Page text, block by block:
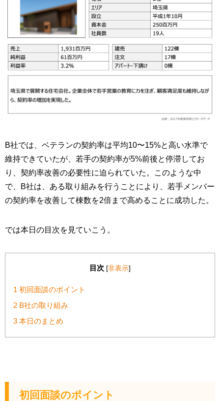
B社では、ベテランの契約率は平均10〜15%と高い水準で
維持できていたが、若手の契約率が5%前後と停滞してお
り、契約率改善の必要性に迫られていた。このような中
で、B社は、ある取り組みを行うことにより、若手メンバー
の契約率を改善して棟数を2倍まで高めることに成功した。
では本日の目次を見ていこう。
目次 [非表示]
1 初回面談のポイント
2 B社の取り組み
3 本日のまとめ
初回面談のポイント